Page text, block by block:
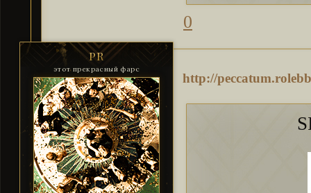
0
PR
этот прекрасный фарс
http://